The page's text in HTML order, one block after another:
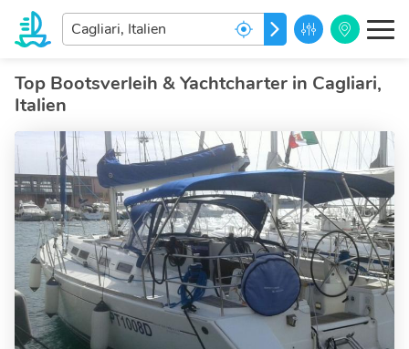
Welches
ist
Traumziel?
LOS GEHT'S
Top Bootsverleih & Yachtcharter in Cagliari,
Italien